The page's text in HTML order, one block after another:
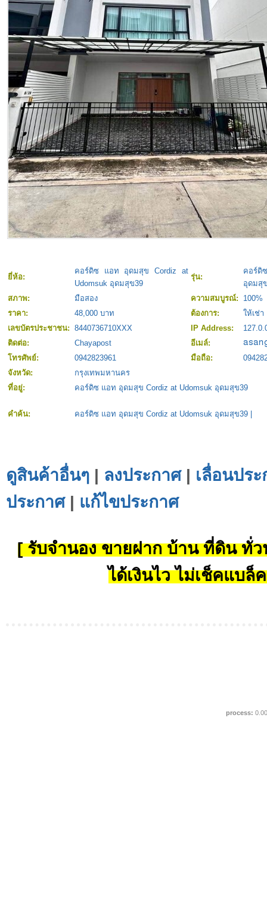
ยี่ห้อ:
คอร์ดิซ แอท อุดมสุข Cordiz at
Udomsuk อุดมสุข39
รุ่น:
คอร์ดิ
อุดมสุ
สภาพ:
มือสอง ความสมบูรณ์:
100%
ราคา:
48,000 บาท ต้องการ:
ให้เช่า
เลขบัตรประชาชน: 8440736710XXX IP Address:
ติดต่อ:
Chayapost
อีเมล์:
โทรศัพย์:
0942823961 มือถือ:
จังหวัด:
กรุงเทพมหานคร
ที่อยู่:
คอร์ดิซ แอท อุดมสุข Cordiz at Udomsuk อุดมสุข39
คำค้น: คอร์ดิซ แอท อุดมสุข Cordiz at Udomsuk อุดมสุข39
ดูสินค้าอื่นๆ | ลงประกาศ| เลื่อนปร
ประกาศ| แก้ไขประกาศ
[ รับจำนอง ขายฝาก บ้าน ที่ดิน ทั่ว
ได้เงินไว ไม่เช็คแบล็
process: